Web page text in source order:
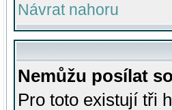
Návrat nahoru
Nemůžu posílat
Pro toto existují tři